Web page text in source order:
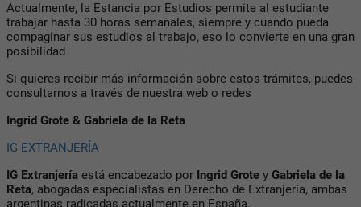
Actualmente, la Estancia por Estudios permite al estudiante
trabajar hasta 30 horas semanales, siempre y cuando pueda
compaginar sus estudios al trabajo, eso lo convierte en una gran
posibilidad
Si quieres recibir más información sobre estos trámites, puedes
consultarnos a través de nuestra web o redes
Ingrid Grote & Gabriela de la Reta
IG EXTRANJERÍA
IG Extranjería está encabezado por Ingrid Grote y Gabriela de la
Reta, abogadas especialistas en Derecho de Extranjería, ambas
argentinas radicadas actualmente en España.